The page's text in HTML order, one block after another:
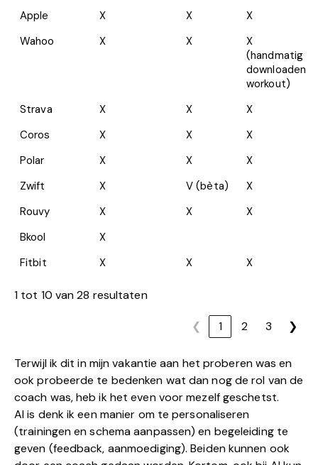
Apple
X X
X
Wahoo
X X
X
(handmatig
downloaden
workout)
Strava
X X
X
Coros
X X
X
Polar
X X
X
Zwift
X V (bèta)
X
Rouvy
X X
X
Bkool
X
Fitbit
X X X
1 tot 10 van 28 resultaten
❮ 1 2 3 ❯
Terwijl ik dit in mijn vakantie aan het proberen was en
ook probeerde te bedenken wat dan nog de rol van de
coach was, heb ik het even voor mezelf geschetst.
AI is denk ik een manier om te personaliseren
(trainingen en schema aanpassen) en begeleiding te
geven (feedback, aanmoediging). Beiden kunnen ook